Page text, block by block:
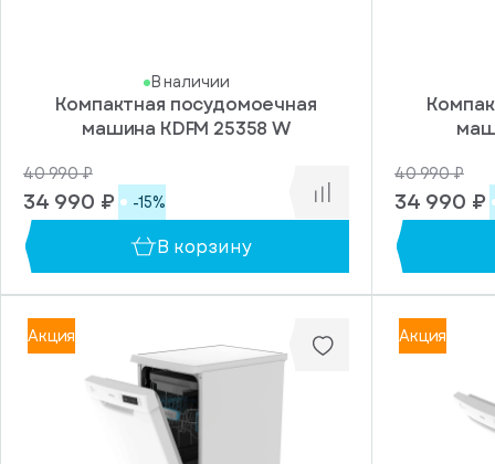
В наличии
Компактная посудомоечная
машина KDFM 25358 W
40 990 ₽
34 990 ₽ -15%
В корзину
40 990 ₽
34 990 ₽
Акция Акция